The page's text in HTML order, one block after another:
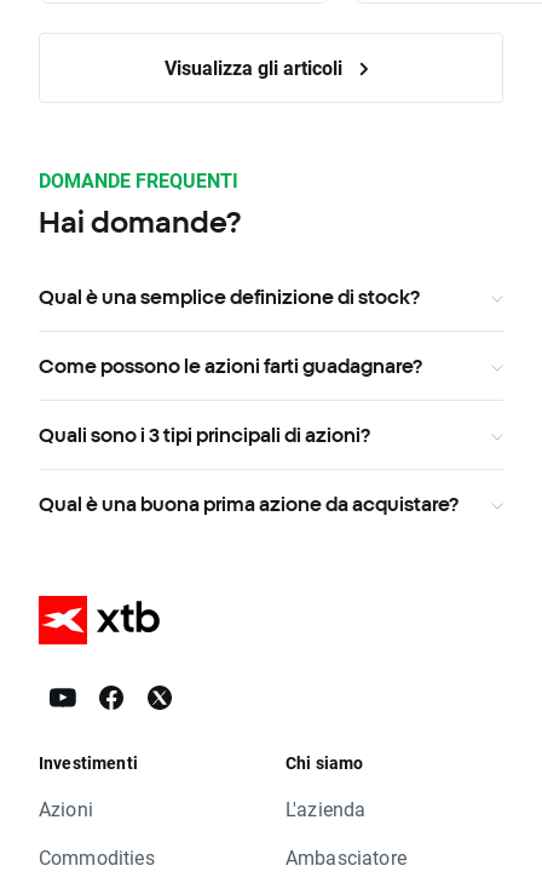
Visualizza gli articoli
DOMANDE FREQUENTI
Hai domande?
Qual è una semplice definizione di stock?
Come possono le azioni farti guadagnare?
Quali sono i 3 tipi principali di azioni?
Qual è una buona prima azione da acquistare?
Investimenti
Azioni
Commodities
Chi siamo
L'azienda
Ambasciatore